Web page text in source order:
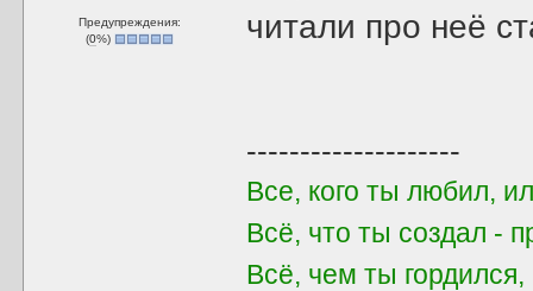
Предупреждения:
(0%)
читали про неё
--------------------
Все, кого ты любил,
Всё, что ты создал -
Всё, чем ты